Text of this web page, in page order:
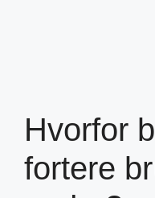
Hvorfor
fortere